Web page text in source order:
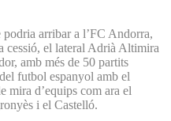
arribar a l’FC Andorra,
cessió, el lateral Adrià Altimira
amb més de 50 partits
futbol espanyol amb el
mira d’equips com ara el
i el Castelló.